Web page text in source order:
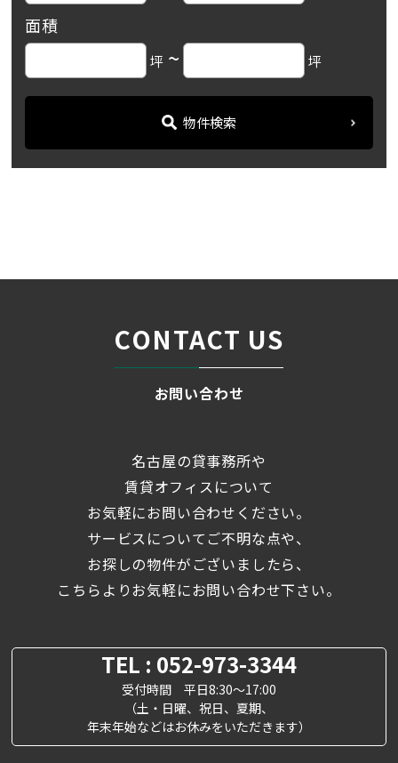
面積
坪 ~ 坪
物件検索
CONTACT US
お問い合わせ
名古屋の貸事務所や
賃貸オフィスについて
お気軽にお問い合わせください。
サービスについてご不明な点や、
お探しの物件がございましたら、
こちらよりお気軽にお問い合わせ下さい。
TEL : 052-973-3344
受付時間 平日8:30～17:00
（土・日曜、祝日、夏期、
年末年始などはお休みをいただきます）